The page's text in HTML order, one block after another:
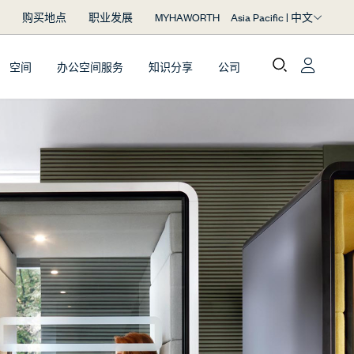
购买地点 职业发展 MYHAWORTH Asia Pacific | 中文
空间 办公空间服务 知识分享 公司